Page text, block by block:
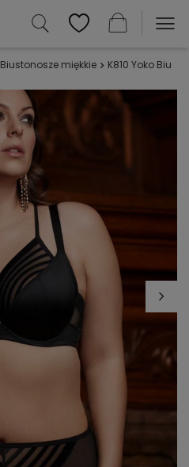
Biustonosze miękkie K810 Yoko